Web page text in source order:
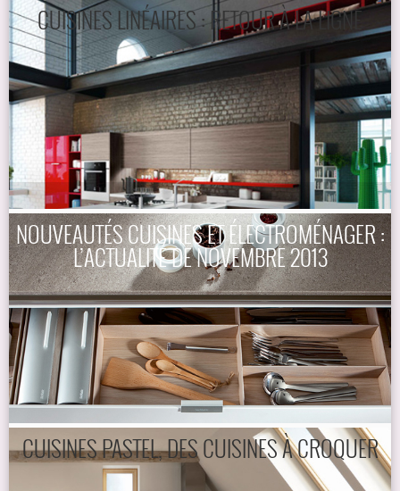
CUISINES LINÉAIRES : RETOUR À LA LIGNE
NOUVEAUTÉS CUISINES ET ÉLECTROMÉNAGER :
L’ACTUALITÉ DE NOVEMBRE 2013
CUISINES PASTEL, DES CUISINES À CROQUER